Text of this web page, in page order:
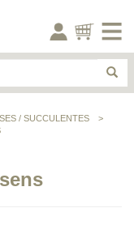
/ SUCCULENTES
>